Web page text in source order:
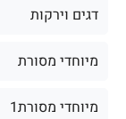
דגים וירקות
מיוחדי מסורת
מיוחדי מסורת1